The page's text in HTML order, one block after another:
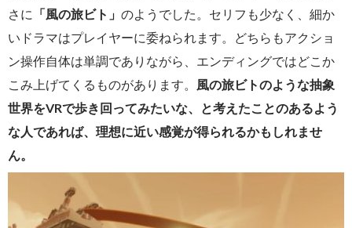
さに 「風の旅ビト」 のようでした。セリフも少なく、細か
いドラマはプレイヤーに委ねられます。どちらもアクショ
ン操作自体は単調でありながら、エンディングではどこか
こみ上げてくるものがあります。 風の旅ビトのような抽象
世界をVRで歩き回ってみたいな、と考えたことのあるよう
な人であれば、理想に近い感覚が得られるかもしれませ
ん。